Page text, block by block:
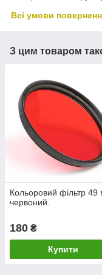
Всі умови
З цим товаром
Кольоровий фільтр 49
червоний.
180 ₴
Купити